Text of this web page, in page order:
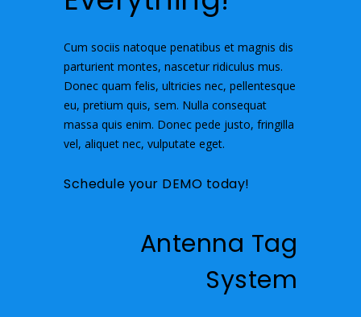
Cum sociis natoque penatibus et magnis dis
parturient montes, nascetur ridiculus mus.
Donec quam felis, ultricies nec, pellentesque
eu, pretium quis, sem. Nulla consequat
massa quis enim. Donec pede justo, fringilla
vel, aliquet nec, vulputate eget.
Schedule your DEMO today!
Antenna Tag
System